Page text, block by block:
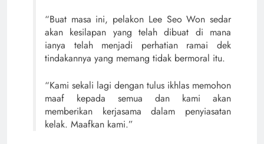
“Buat masa ini, pelakon Lee Seo Won sedar
akan kesilapan yang telah dibuat di mana
ianya telah menjadi perhatian ramai dek
tindakannya yang memang tidak bermoral itu.
“Kami sekali lagi dengan tulus ikhlas memohon
maaf kepada semua dan kami akan
memberikan kerjasama dalam penyiasatan
kelak. Maafkan kami.”